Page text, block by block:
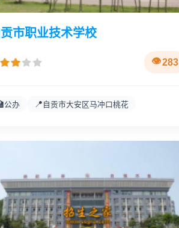
贡市职业技术学校
283
公办 📍 自贡市大安区马冲口桃花